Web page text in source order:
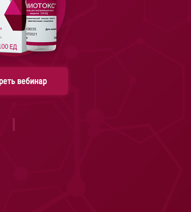
вебинар